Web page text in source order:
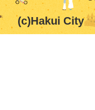
(c)Hakui City